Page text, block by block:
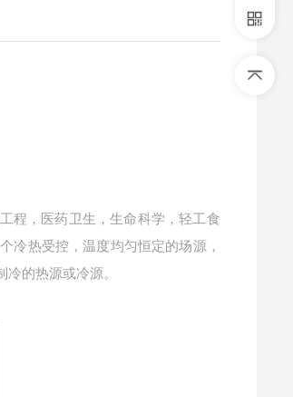
程，医药卫生，生命科学，轻工食
冷热受控，温度均匀恒定的场源，
的热源或冷源。